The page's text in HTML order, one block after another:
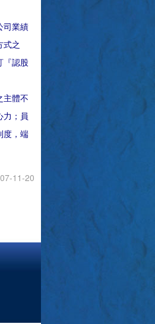
司業績
式之
『認股
體不
力；員
度，端
11-20